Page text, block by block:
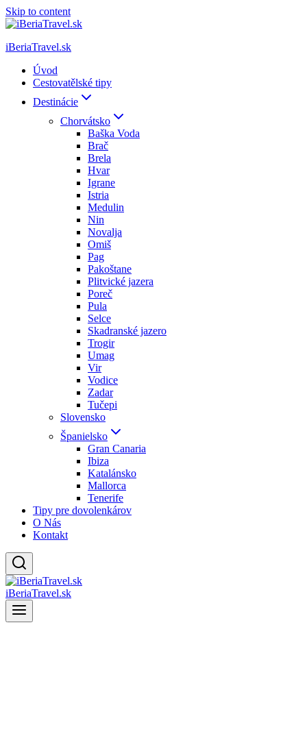
Skip to content
iBeriaTravel.sk
Úvod
Cestovatělské tipy
Destinácie
Chorvátsko
Baška Voda
Brač
Brela
Hvar
Igrane
Istria
Medulin
Nin
Novalja
Omiš
Pag
Pakoštane
Plitvické jazera
Poreč
Pula
Selce
Skadranské jazero
Trogir
Umag
Vir
Vodice
Zadar
Tučepi
Slovensko
Španielsko
Gran Canaria
Ibiza
Katalánsko
Mallorca
Tenerife
Tipy pre dovolenkárov
O Nás
Kontakt
iBeriaTravel.sk